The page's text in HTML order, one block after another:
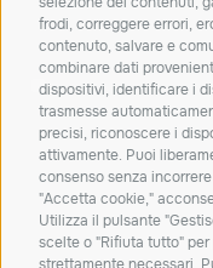
frodi, correggere errori,
contenuto, salvare e
combinare dati
dispositivi, identificare i
trasmesse
precisi, riconoscere i
attivamente. Puoi
consenso senza
"Accetta cookie,"
Utilizza il pulsante
scelte o "Rifiuta tutto"
Dichiaro di aver letto
Carta dei servizi
Trasparenza tariffaria
Azienda beneficiaria
2021-2027